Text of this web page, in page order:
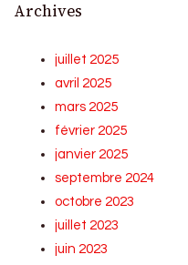
Archives
juillet 2025
avril 2025
mars 2025
février 2025
janvier 2025
septembre 2024
octobre 2023
juillet 2023
juin 2023